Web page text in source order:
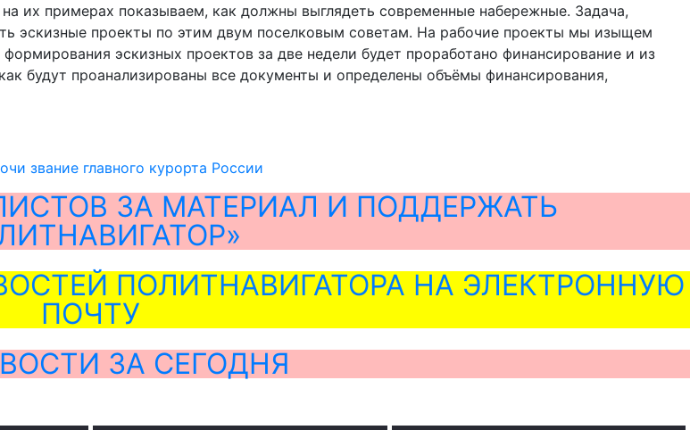
их примерах показываем, как должны выглядеть современные набережные. Задача,
эскизные проекты по этим двум поселковым советам. На рабочие проекты мы изыщем
эскизных проектов за две недели будет проработано финансирование и из
будут проанализированы все документы и определены объёмы финансирования,
звание главного курорта России
ЗА МАТЕРИАЛ И ПОДДЕРЖАТЬ
ПОЛИТНАВИГАТОРА НА ЭЛЕКТРОННУЮ
ПОЧТУ
ЗА СЕГОДНЯ